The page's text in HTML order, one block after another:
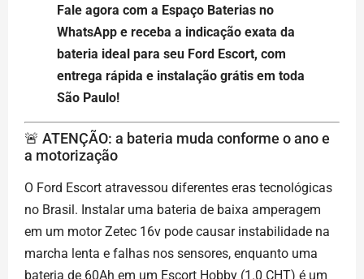
Fale agora com a Espaço Baterias no
WhatsApp e receba a indicação exata da
bateria ideal para seu Ford Escort, com
entrega rápida e instalação grátis em toda
São Paulo!
🚨 ATENÇÃO: a bateria muda conforme o ano e
a motorização
O Ford Escort atravessou diferentes eras tecnológicas
no Brasil. Instalar uma bateria de baixa amperagem
em um motor Zetec 16v pode causar instabilidade na
marcha lenta e falhas nos sensores, enquanto uma
bateria de 60Ah em um Escort Hobby (1.0 CHT) é um